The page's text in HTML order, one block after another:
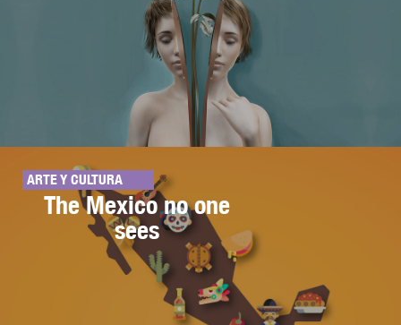
ARTE Y CULTURA
The Mexico no one
sees